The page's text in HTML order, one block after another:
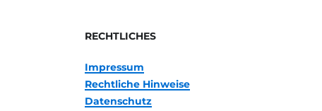
RECHTLICHES
Impressum
Rechtliche Hinweise
Datenschutz